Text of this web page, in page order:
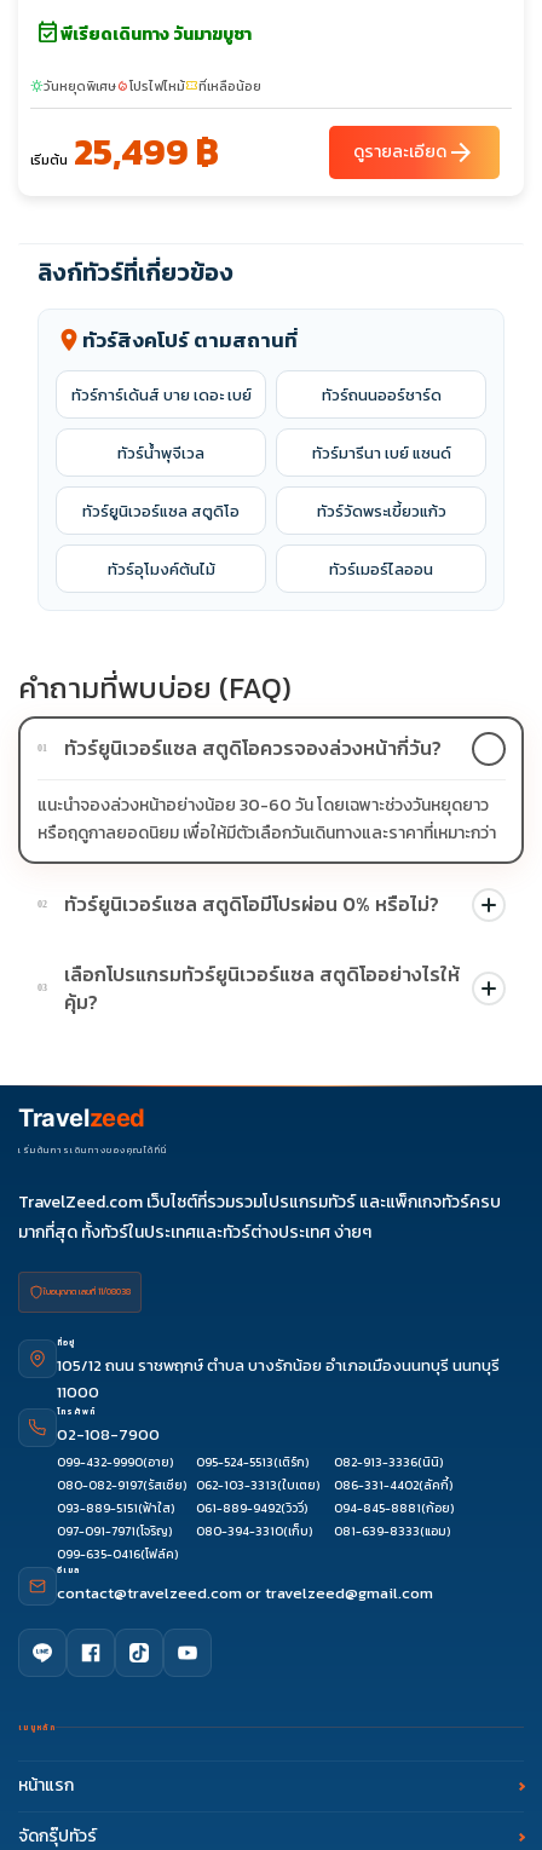
event_availableพีเรียดเดินทาง วันมาฆบูชา
sunnyวันหยุดพิเศษlocal_fire_departmentโปรไฟไหม้confirmation_numberที่เหลือน้อย
เริ่มต้น 25,499 ฿ ดูรายละเอียดarrow_forward
ลิงก์ทัวร์ที่เกี่ยวข้อง
location_on ทัวร์สิงคโปร์ ตามสถานที่
ทัวร์การ์เด้นส์ บาย เดอะ เบย์ ทัวร์ถนนออร์ชาร์ด
ทัวร์น้ำพุจีเวล ทัวร์มารีนา เบย์ แซนด์
ทัวร์ยูนิเวอร์แซล สตูดิโอ ทัวร์วัดพระเขี้ยวแก้ว
ทัวร์อุโมงค์ต้นไม้ ทัวร์เมอร์ไลออน
คำถามที่พบบ่อย (FAQ)
01 ทัวร์ยูนิเวอร์แซล สตูดิโอควรจองล่วงหน้ากี่วัน?
แนะนำจองล่วงหน้าอย่างน้อย 30-60 วัน โดยเฉพาะช่วงวันหยุดยาว
หรือฤดูกาลยอดนิยม เพื่อให้มีตัวเลือกวันเดินทางและราคาที่เหมาะกว่า
02 ทัวร์ยูนิเวอร์แซล สตูดิโอมีโปรผ่อน 0% หรือไม่?
บางโปรแกรมมีโปรผ่อน 0% หรือโปรโมชั่นบัตรเครดิตตามเงื่อนไขที่
บริษัทกำหนด สามารถดูสัญลักษณ์โปรโมชั่นในรายการทัวร์แต่ละ
รายการได้
03
เลือกโปรแกรมทัวร์ยูนิเวอร์แซล สตูดิโออย่างไรให้
คุ้ม?
ช่วงราคา ไม่ควรเทียบจากราคาต่ำสุดเพียงอย่างเดียว
Travelzeed
เริ่มต้นการเดินทางของคุณได้ที่นี่
TravelZeed.com เว็บไซต์ที่รวมรวมโปรแกรมทัวร์ และแพ็กเกจทัวร์ครบ
มากที่สุด ทั้งทัวร์ในประเทศและทัวร์ต่างประเทศ ง่ายๆ
ใบอนุญาต เลขที่ 11/08038
ที่อยู่
105/12 ถนน ราชพฤกษ์ ตำบล บางรักน้อย อำเภอเมืองนนทบุรี นนทบุรี
11000
โทรศัพท์
02-108-7900
099-432-9990(อาย) 095-524-5513(เติร์ก) 082-913-3336(นินิ)
080-082-9197(รัสเซีย) 062-103-3313(ใบเตย) 086-331-4402(ลัคกี้)
093-889-5151(ฟ้าใส) 061-889-9492(วิววี่) 094-845-8881(ก้อย)
097-091-7971(โจริญ) 080-394-3310(เก็บ) 081-639-8333(แอม)
099-635-0416(โฟล์ค)
อีเมล
contact@travelzeed.comortravelzeed@gmail.com
เมนูหลัก
หน้าแรก
จัดกรุ๊ปทัวร์